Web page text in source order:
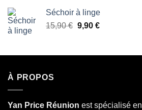
Séchoir à linge
15,90€ Le
était :
9,90 €Le
est :
À PROPOS
Yan Price Réunion est spécialisé en